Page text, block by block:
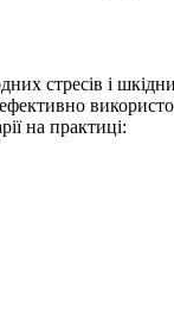
стресів і
на практиці: